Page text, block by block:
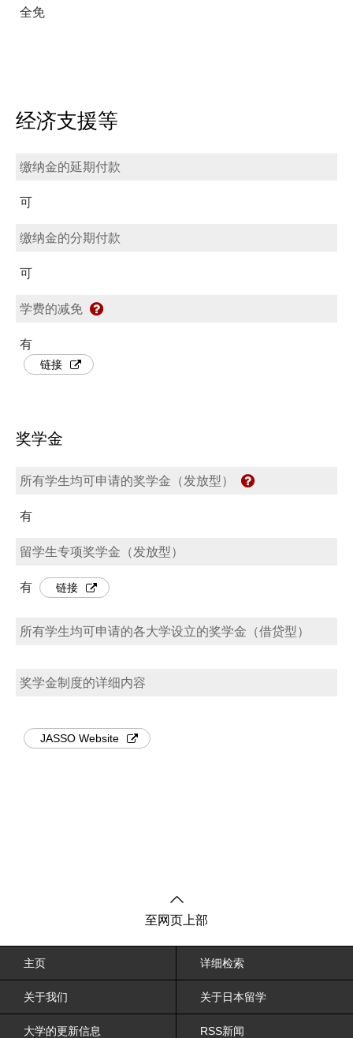
全免
经济支援等
缴纳金的延期付款
可
缴纳金的分期付款
可
学费的减免
有
链接
奖学金
所有学生均可申请的奖学金（发放型）
有
留学生专项奖学金（发放型）
有 链接
所有学生均可申请的各大学设立的奖学金（借贷型）
奖学金制度的详细内容
JASSO Website
至网页上部
主页 详细检索
关于我们 关于日本留学
大学的更新信息 RSS新闻